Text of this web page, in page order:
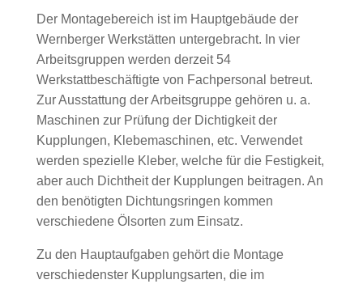
Der Montagebereich ist im Hauptgebäude der
Wernberger Werkstätten untergebracht. In vier
Arbeitsgruppen werden derzeit 54
Werkstattbeschäftigte von Fachpersonal betreut.
Zur Ausstattung der Arbeitsgruppe gehören u. a.
Maschinen zur Prüfung der Dichtigkeit der
Kupplungen, Klebemaschinen, etc. Verwendet
werden spezielle Kleber, welche für die Festigkeit,
aber auch Dichtheit der Kupplungen beitragen. An
den benötigten Dichtungsringen kommen
verschiedene Ölsorten zum Einsatz.
Zu den Hauptaufgaben gehört die Montage
verschiedenster Kupplungsarten, die im